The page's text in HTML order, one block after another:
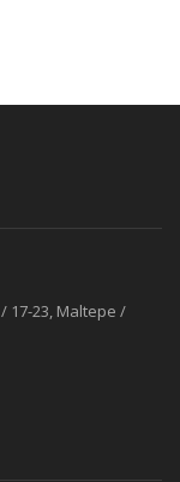
/ 17-23, Maltepe /